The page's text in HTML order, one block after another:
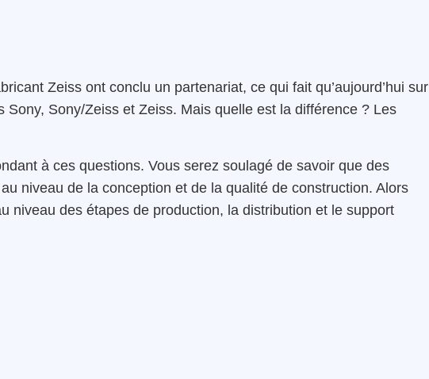
Zeiss ont conclu un partenariat, ce qui fait qu’aujourd’hui sur
Sony, Sony/Zeiss et Zeiss. Mais quelle est la différence ? Les
à ces questions. Vous serez soulagé de savoir que des
niveau de la conception et de la qualité de construction. Alors
niveau des étapes de production, la distribution et le support